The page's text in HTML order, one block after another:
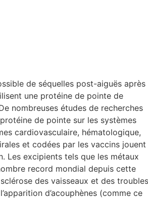
de séquelles post-aiguës après
une protéine de pointe de
nombreuses études de recherches
de pointe sur les systèmes
cardiovasculaire, hématologique,
et codées par les vaccins jouent
Les excipients tels que les métaux
record mondial depuis cette
des vaisseaux et des troubles
d’acouphènes (comme ce